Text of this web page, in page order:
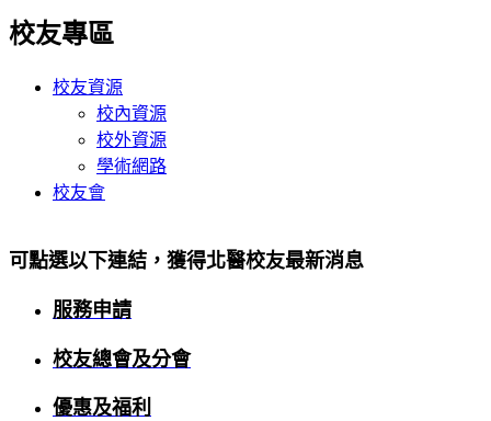
校友專區
校友資源
校內資源
校外資源
學術網路
校友會
可點選以下連結，獲得北醫校友最新消息
服務申請
校友總會及分會
優惠及福利